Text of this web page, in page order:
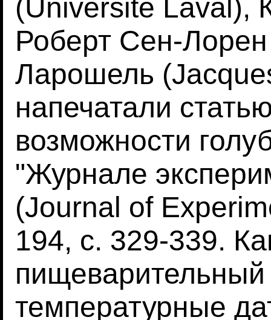
(Universite Laval),
Роберт Сен-
Ларошель
напечатали
возможности
"Журнале
(Journal of
194, с. 329-339.
пищеварительный
температурные